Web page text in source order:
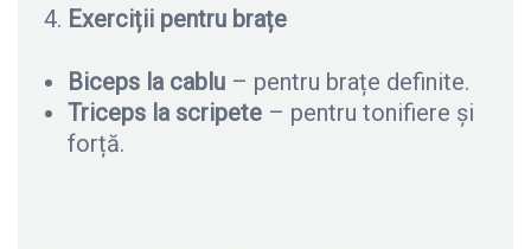
Exerciții pentru brațe
Biceps la cablu – pentru brațe definite.
Triceps la scripete – pentru tonifiere și
forță.